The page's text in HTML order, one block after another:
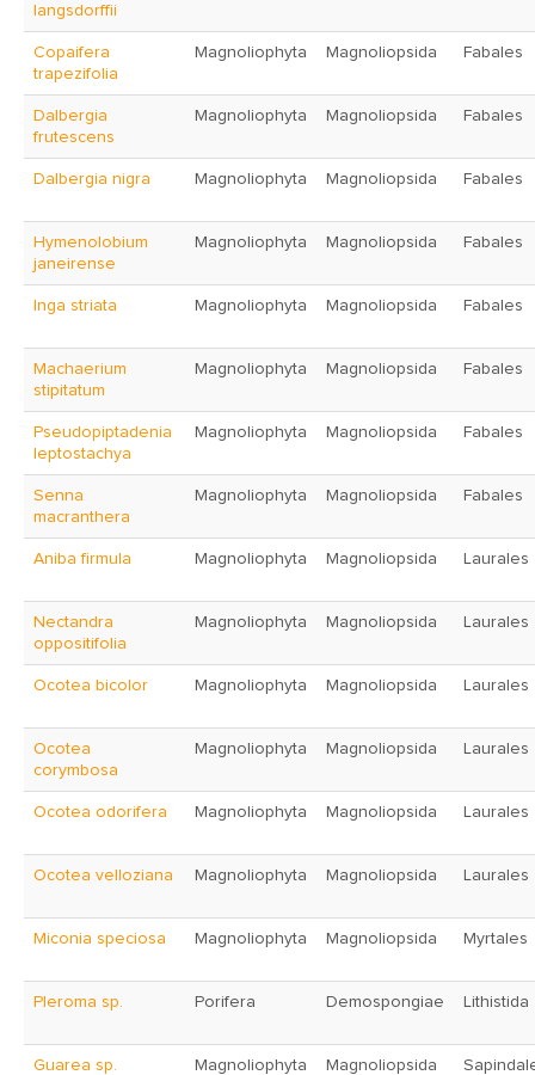
langsdorffii
Copaifera
trapezifolia
Magnoliophyta Magnoliopsida Fabales
Dalbergia
frutescens
Magnoliophyta Magnoliopsida Fabales
Dalbergia nigra Magnoliophyta Magnoliopsida Fabales
Hymenolobium
janeirense
Magnoliophyta Magnoliopsida Fabales
Inga striata Magnoliophyta Magnoliopsida Fabales
Machaerium
stipitatum
Magnoliophyta Magnoliopsida Fabales
Pseudopiptadenia
leptostachya
Magnoliophyta Magnoliopsida Fabales
Senna
macranthera
Magnoliophyta Magnoliopsida Fabales
Aniba firmula Magnoliophyta Magnoliopsida Laurales
Nectandra
oppositifolia
Magnoliophyta Magnoliopsida Laurales
Ocotea bicolor Magnoliophyta Magnoliopsida Laurales
Ocotea
corymbosa
Magnoliophyta Magnoliopsida Laurales
Ocotea odorifera Magnoliophyta Magnoliopsida Laurales
Ocotea velloziana Magnoliophyta Magnoliopsida Laurales
Miconia speciosa Magnoliophyta Magnoliopsida Myrtales
Pleroma sp. Porifera Demospongiae Lithistida
Guarea sp. Magnoliophyta Magnoliopsida